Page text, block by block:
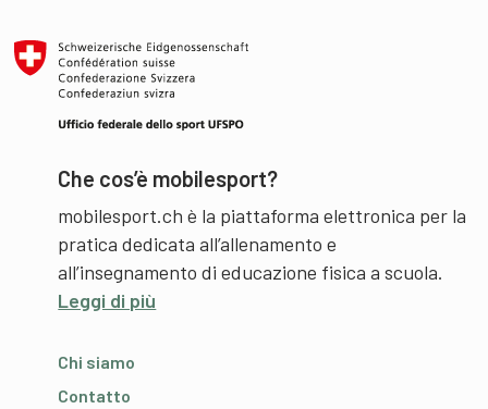
Che cos’è mobilesport?
mobilesport.ch è la piattaforma elettronica per la
pratica dedicata all’allenamento e
all’insegnamento di educazione fisica a scuola.
Leggi di più
Chi siamo
Contatto